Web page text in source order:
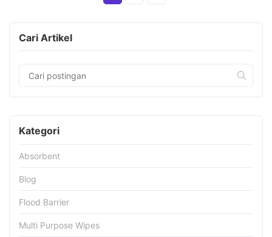
Cari Artikel
Kategori
Absorbent
Blog
Flood Barrier
Multi Purpose Wipes